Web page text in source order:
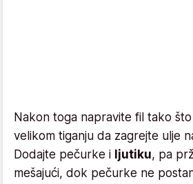
Nakon toga napravite fil tako
velikom tiganju da zagrejte ulje
Dodajte pečurke i ljutiku, pa
mešajući, dok pečurke ne